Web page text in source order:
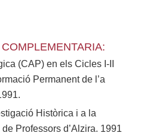
(CAP) en els Cicles I-II
Permanent de l’a
Històrica i a la
Professors d’Alzira. 1991